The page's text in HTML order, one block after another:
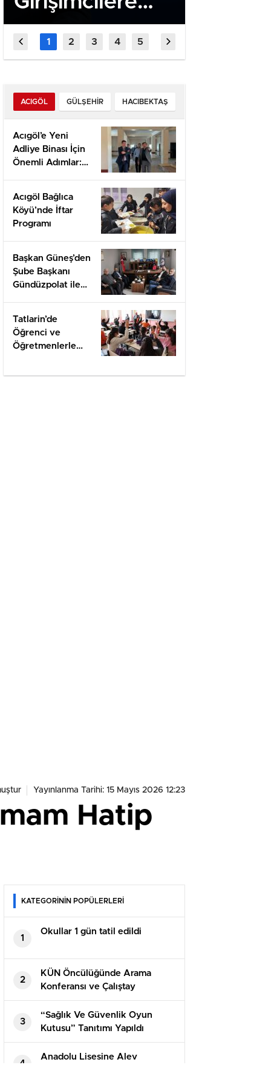
Özel Projeler
ACIGÖL GÜLŞEHIR HACIBEKTAŞ
Acıgöl’e Yeni
Adliye Binası İçin
Önemli Adımlar:
Değerlendirmesi
Acıgöl Bağlıca
Köyü’nde İftar
Programı
Başkan Güneş’den
Şube Başkanı
Gündüzpolat ile
Tatlarin’de
Öğrenci ve
Öğretmenlerle
Yayınlanma Tarihi: 15 Mayıs 2026 12:23
Hatip
KATEGORİNİN POPÜLERLERİ
1
Okullar 1 gün tatil edildi
2
KÜN Öncülüğünde Arama
Konferansı ve Çalıştay
Gerçekleştirildi
3
“Sağlık Ve Güvenlik Oyun
Kutusu” Tanıtımı Yapıldı
4
Anadolu Lisesine Alev